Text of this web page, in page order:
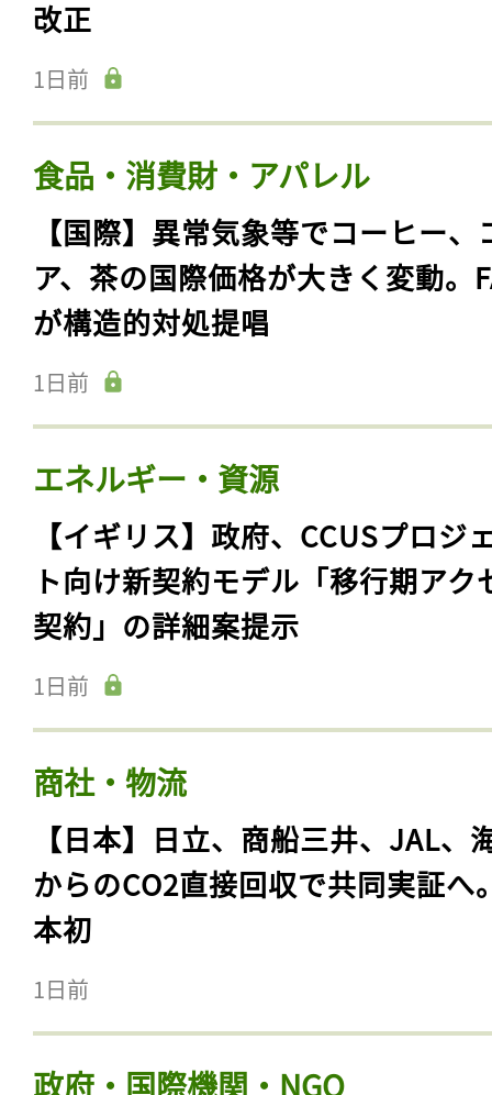
改正
1日前
食品・消費財・アパレル
【国際】異常気象等でコーヒー、
ア、茶の国際価格が大きく変動。
が構造的対処提唱
1日前
エネルギー・資源
【イギリス】政府、CCUSプロジ
ト向け新契約モデル「移行期アク
契約」の詳細案提示
1日前
商社・物流
【日本】日立、商船三井、JAL、
からのCO2直接回収で共同実証へ
本初
1日前
政府・国際機関・NGO